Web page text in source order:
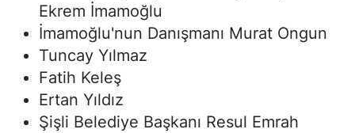
Ekrem İmamoğlu
İmamoğlu'nun Danışmanı Murat Ongun
Tuncay Yılmaz
Fatih Keleş
Ertan Yıldız
Şişli Belediye Başkanı Resul Emrah